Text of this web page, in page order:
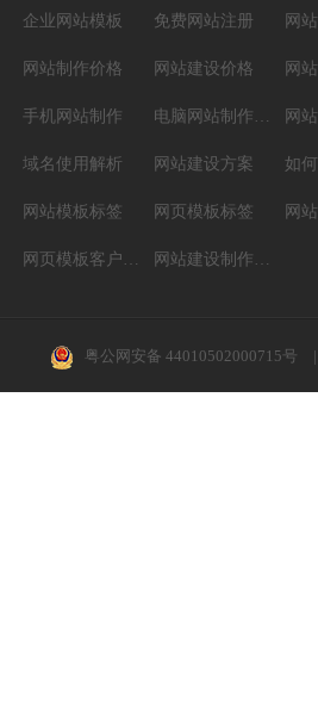
企业网站模板 免费网站注册 网
网站制作价格 网站建设价格 网
手机网站制作 电脑网站制作设计 网
域名使用解析 网站建设方案 如
网站模板标签 网页模板标签
网页模板客户案例 网站建设制作知识
粤公网安备 44010502000715号 |